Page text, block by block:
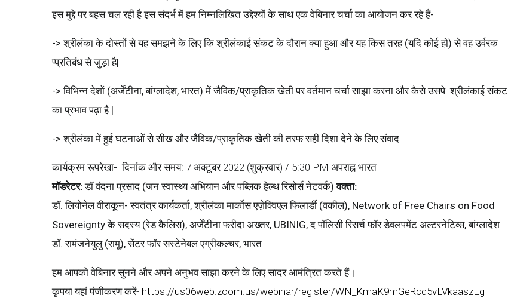
इस मुद्दे पर बहस चल रही है इस संदर्भ में हम निम्नलिखित उद्देश्यों के साथ एक वेबिनार चर्चा का आयोजन कर रहे हैं-
-> श्रीलंका के दोस्तों से यह समझने के लिए कि श्रीलंकाई संकट के दौरान क्या हुआ और यह किस तरह (यदि कोई हो) से वह उर्वरक
प्प्रतिबंध से जुड़ा है|
-> विभिन्न देशों (अर्जेंटीना, बांग्लादेश, भारत) में जैविक/प्राकृतिक खेती पर वर्तमान चर्चा साझा करना और कैसे उसपे श्रीलंकाई संकट
का प्रभाव पढ़ा है |
-> श्रीलंका में हुई घटनाओं से सीख और जैविक/प्राकृतिक खेती की तरफ सही दिशा देने के लिए संवाद
कार्यक्रम रूपरेखा- दिनांक और समय: 7 अक्टूबर 2022 (शुक्रवार) / 5:30 PM अपराह्न भारत
मॉडरेटर:डॉ वंदना प्रसाद (जन स्वास्थ्य अभियान और पब्लिक हेल्थ रिसोर्स नेटवर्क)वक्ता:
डॉ. लियोनेल वीराकून- स्वतंत्र कार्यकर्ता, श्रीलंका मार्कोस एज़ेक्विएल फिलार्डी (वकील), Network of Free Chairs on Food
Sovereignty के सदस्य (रेड कैलिस), अर्जेंटीना फरीदा अख्तर, UBINIG, द पॉलिसी रिसर्च फॉर डेवलपमेंट अल्टरनेटिव्स, बांग्लादेश
डॉ. रामंजनेयुलु (रामू), सेंटर फॉर सस्टेनेबल एग्रीकल्चर, भारत
हम आपको वेबिनार सुनने और अपने अनुभव साझा करने के लिए सादर आमंत्रित करते हैं।
कृपया यहां पंजीकरण करें- https://us06web.zoom.us/webinar/register/WN_KmaK9mGeRcq5vLVkaaszEg